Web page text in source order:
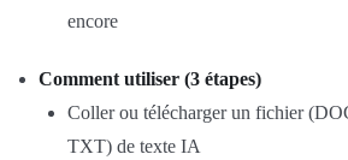
encore
Comment utiliser (3 étapes)
Coller ou télécharger un fichier
TXT) de texte IA